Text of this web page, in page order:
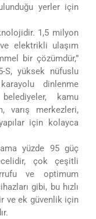
yerler için
1,5 milyon
elektrikli ulaşım
bir çözümdür,”
S, yüksek nüfuslu
dinlenme
kamu
varış merkezleri,
için kolayca
yüzde 95 güç
çok çeşitli
ve optimum
gibi, bu hızlı
ve ek güvenlik için